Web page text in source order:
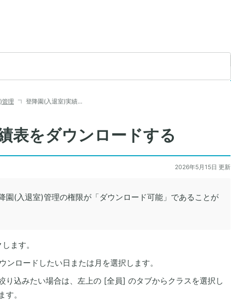
管理 登降園(入退室)実績…
表をダウンロードする
2026年5月15日 更新
園(入退室)管理の権限が「ダウンロード可能」であることが
ます。
ロードしたい日または月を選択します。
り込みたい場合は、左上の [全員] のタブからクラスを選択し
。